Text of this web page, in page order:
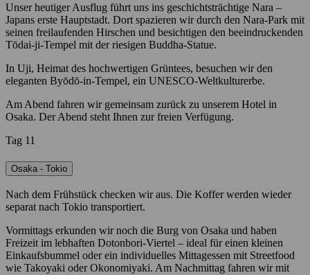
Unser heutiger Ausflug führt uns ins geschichtsträchtige Nara –
Japans erste Hauptstadt. Dort spazieren wir durch den Nara-Park mit
seinen freilaufenden Hirschen und besichtigen den beeindruckenden
Tōdai-ji-Tempel mit der riesigen Buddha-Statue.
In Uji, Heimat des hochwertigen Grüntees, besuchen wir den
eleganten Byōdō-in-Tempel, ein UNESCO-Weltkulturerbe.
Am Abend fahren wir gemeinsam zurück zu unserem Hotel in
Osaka. Der Abend steht Ihnen zur freien Verfügung.
Tag 11
Osaka - Tokio
Nach dem Frühstück checken wir aus. Die Koffer werden wieder
separat nach Tokio transportiert.
Vormittags erkunden wir noch die Burg von Osaka und haben
Freizeit im lebhaften Dotonbori-Viertel – ideal für einen kleinen
Einkaufsbummel oder ein individuelles Mittagessen mit Streetfood
wie Takoyaki oder Okonomiyaki. Am Nachmittag fahren wir mit